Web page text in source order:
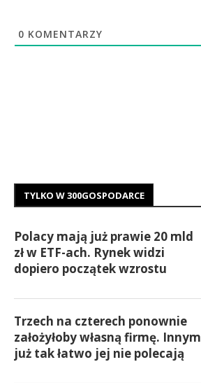
0 KOMENTARZY
TYLKO W 300GOSPODARCE
Polacy mają już prawie 20 mld
zł w ETF-ach. Rynek widzi
dopiero początek wzrostu
Trzech na czterech ponownie
założyłoby własną firmę. Innym
już tak łatwo jej nie polecają